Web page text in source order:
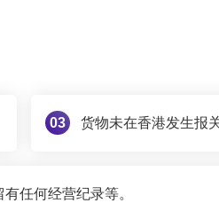
03 货物未在香港发生报
任何经营纪录等。